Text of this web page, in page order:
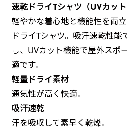
速乾ドライTシャツ（UVカット
軽やかな着心地と機能性を両
ドライTシャツ。吸汗速乾性能
し、UVカット機能で屋外スポ
適です。
軽量ドライ素材
通気性が高く快適。
吸汗速乾
汗を吸収して素早く乾燥。
ます。（レギュラーのれん縦
スリムのれん縦30cm）お店
是非！
お急ぎ［ +330円 ］
お急ぎは翌営業日発送（基
によって対応できない場合
できる場合もあります。防
生地は対応不可です。